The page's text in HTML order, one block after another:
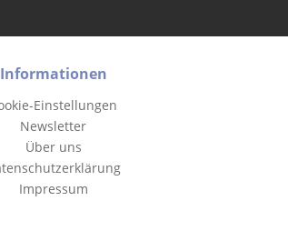
Informationen
Einstellungen
Newsletter
Über uns
Impressum